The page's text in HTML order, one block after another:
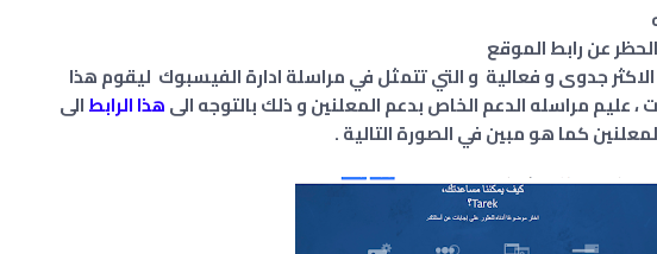
عن رابط الموقع
جدوى و فعالية و التي تتمثل في مراسلة ادارة الفيسبوك ليقوم هذا
، عليم مراسله الدعم الخاص بدعم المعلنين و ذلك بالتوجه الىهذا الرابطالى
كما هو مبين في الصورة التالية .